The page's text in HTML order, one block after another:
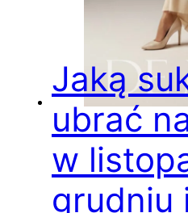
Jaką
ubrać
w
grudniu